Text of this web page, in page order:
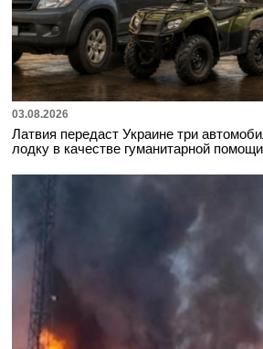
03.08.2026
Латвия передаст Украине три
лодку в качестве гуманитарной помощи